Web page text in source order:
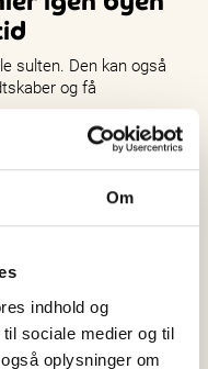
Om
indhold og
sociale medier og til
oplysninger om
sulten. Den kan også
og få